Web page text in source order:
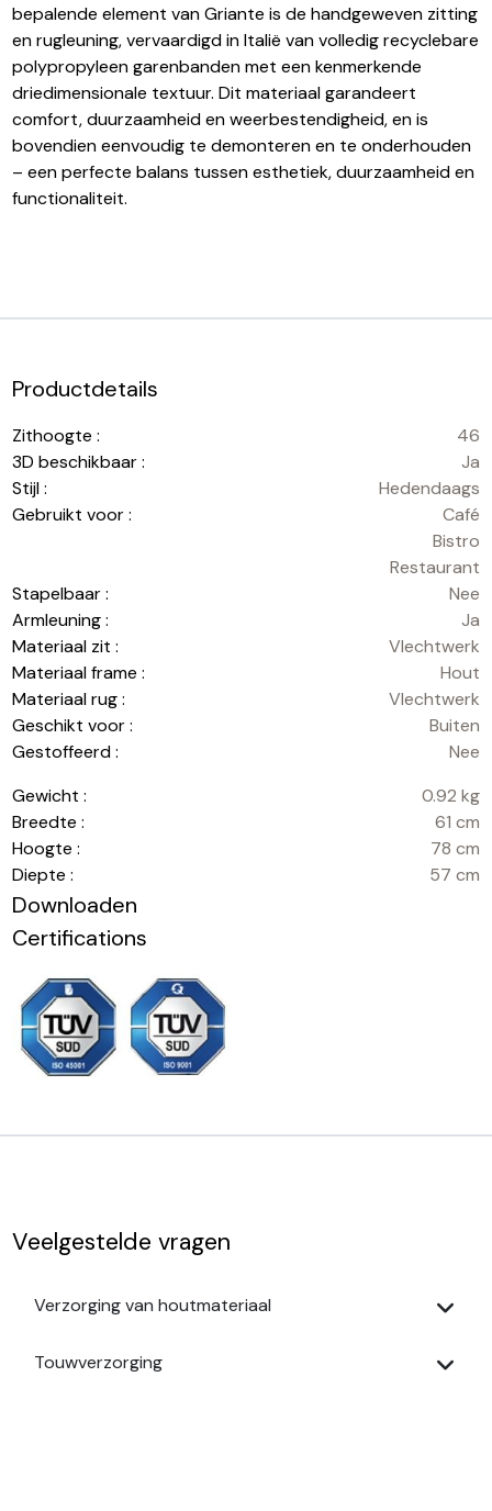
bepalende element van Griante is de handgeweven zitting
en rugleuning, vervaardigd in Italië van volledig recyclebare
polypropyleen garenbanden met een kenmerkende
driedimensionale textuur. Dit materiaal garandeert
comfort, duurzaamheid en weerbestendigheid, en is
bovendien eenvoudig te demonteren en te onderhouden
– een perfecte balans tussen esthetiek, duurzaamheid en
functionaliteit.
Productdetails
Zithoogte :
46
3D beschikbaar :
Ja
Stijl :
Hedendaags
Gebruikt voor :
Café
Bistro
Restaurant
Stapelbaar :
Nee
Armleuning :
Ja
Materiaal zit :
Vlechtwerk
Materiaal frame :
Hout
Materiaal rug :
Vlechtwerk
Geschikt voor :
Buiten
Gestoffeerd :
Nee
Gewicht :
0.92 kg
Breedte :
61 cm
Hoogte :
78 cm
Diepte :
57 cm
Downloaden
Certifications
Veelgestelde vragen
Verzorging van houtmateriaal
Touwverzorging